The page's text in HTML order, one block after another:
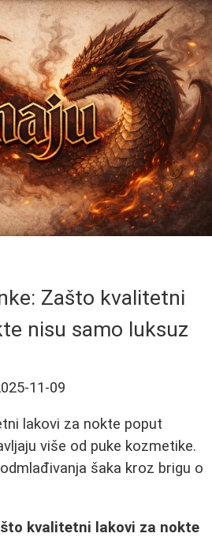
Zašto kvalitetni
nisu samo luksuz
11-09
lakovi za nokte poput
više od puke kozmetike.
šaka kroz brigu o
kvalitetni lakovi za nokte